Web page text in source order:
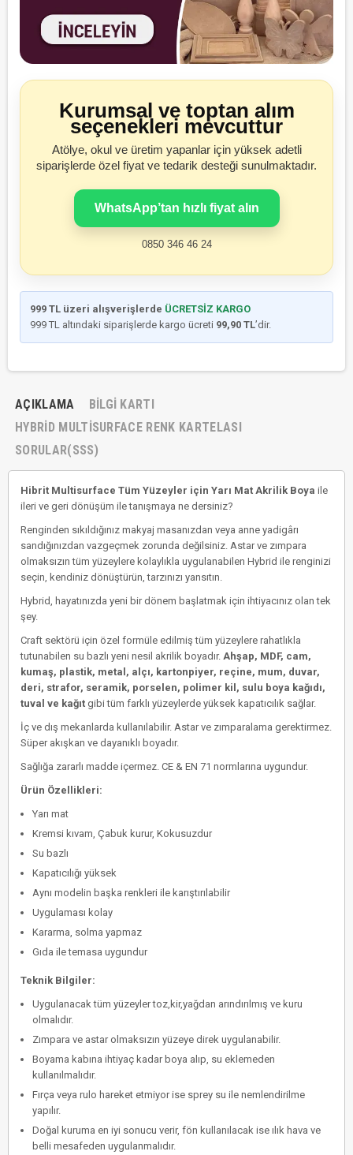
Kurumsal ve toptan alım
seçenekleri mevcuttur
Atölye, okul ve üretim yapanlar için yüksek adetli
siparişlerde özel fiyat ve tedarik desteği sunulmaktadır.
WhatsApp’tan hızlı fiyat alın
0850 346 46 24
999 TL üzeri alışverişlerde ÜCRETSİZ KARGO
999 TL altındaki siparişlerde kargo ücreti 99,90 TL’dir.
AÇIKLAMA
BILGI KARTI
HYBRID MULTISURFACE RENK KARTELASI
SORULAR(SSS)
Hibrit Multisurface Tüm Yüzeyler için Yarı Mat Akrilik Boya ile
ileri ve geri dönüşüm ile tanışmaya ne dersiniz?
Renginden sıkıldığınız makyaj masanızdan veya anne yadigârı
sandığınızdan vazgeçmek zorunda değilsiniz. Astar ve zımpara
olmaksızın tüm yüzeylere kolaylıkla uygulanabilen Hybrid ile renginizi
seçin, kendiniz dönüştürün, tarzınızı yansıtın.
Hybrid, hayatınızda yeni bir dönem başlatmak için ihtiyacınız olan tek
şey.
Craft sektörü için özel formüle edilmiş tüm yüzeylere rahatlıkla
tutunabilen su bazlı yeni nesil akrilik boyadır. Ahşap, MDF, cam,
kumaş, plastik, metal, alçı, kartonpiyer, reçine, mum, duvar,
deri, strafor, seramik, porselen, polimer kil, sulu boya kağıdı,
tuval ve kağıt gibi tüm farklı yüzeylerde yüksek kapatıcılık sağlar.
İç ve dış mekanlarda kullanılabilir. Astar ve zımparalama gerektirmez.
Süper akışkan ve dayanıklı boyadır.
Sağlığa zararlı madde içermez. CE & EN 71 normlarına uygundur.
Ürün Özellikleri:
Yarı mat
Kremsi kıvam, Çabuk kurur, Kokusuzdur
Su bazlı
Kapatıcılığı yüksek
Aynı modelin başka renkleri ile karıştırılabilir
Uygulaması kolay
Kararma, solma yapmaz
Gıda ile temasa uygundur
Teknik Bilgiler:
Uygulanacak tüm yüzeyler toz,kir,yağdan arındırılmış ve kuru
olmalıdır.
Zımpara ve astar olmaksızın yüzeye direk uygulanabilir.
Boyama kabına ihtiyaç kadar boya alıp, su eklemeden
kullanılmalıdır.
Fırça veya rulo hareket etmiyor ise sprey su ile nemlendirilme
yapılır.
Doğal kuruma en iyi sonucu verir, fön kullanılacak ise ılık hava ve
belli mesafeden uygulanmalıdır.